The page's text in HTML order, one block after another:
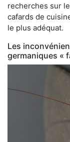
recherches sur
cafards de
le plus adéquat.
Les
germaniques «